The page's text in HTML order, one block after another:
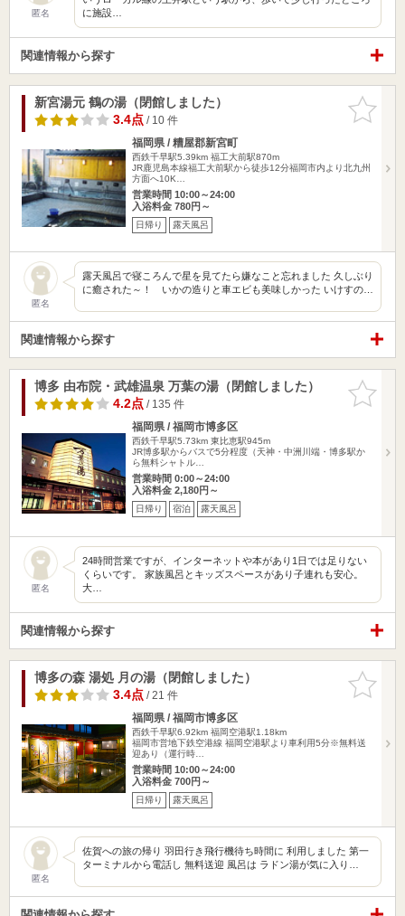
匿名
に施設…
関連情報から探す
お気に入
りに追加
新宮湯元 鶴の湯（閉館しました）
3.4点/ 10 件
福岡県 / 糟屋郡新宮町
西鉄千早駅5.39km 福工大前駅870m
JR鹿児島本線福工大前駅から徒歩12分福岡市内より北九州
方面へ10K…
営業時間 10:00～24:00
入浴料金 780円～
日帰り 露天風呂
匿名
露天風呂で寝ころんで星を見てたら嫌なこと忘れました 久しぶり
に癒された～！ いかの造りと車エビも美味しかった いけすの…
関連情報から探す
お気に入
りに追加
博多 由布院・武雄温泉 万葉の湯（閉館しました）
4.2点/ 135 件
福岡県 / 福岡市博多区
西鉄千早駅5.73km 東比恵駅945m
JR博多駅からバスで5分程度（天神・中洲川端・博多駅か
ら無料シャトル…
営業時間 0:00～24:00
入浴料金 2,180円～
日帰り 宿泊 露天風呂
匿名
24時間営業ですが、インターネットや本があり1日では足りない
くらいです。 家族風呂とキッズスペースがあり子連れも安心。
大…
関連情報から探す
お気に入
りに追加
博多の森 湯処 月の湯（閉館しました）
3.4点/ 21 件
福岡県 / 福岡市博多区
西鉄千早駅6.92km 福岡空港駅1.18km
福岡市営地下鉄空港線 福岡空港駅より車利用5分※無料送
迎あり（運行時…
営業時間 10:00～24:00
入浴料金 700円～
日帰り 露天風呂
匿名
佐賀への旅の帰り 羽田行き飛行機待ち時間に 利用しました 第一
ターミナルから電話し 無料送迎 風呂は ラドン湯が気に入り…